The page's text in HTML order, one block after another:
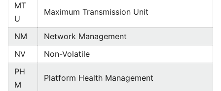
MT
U
Maximum Transmission Unit
NM
Network Management
NV
Non-Volatile
PH
M
Platform Health Management